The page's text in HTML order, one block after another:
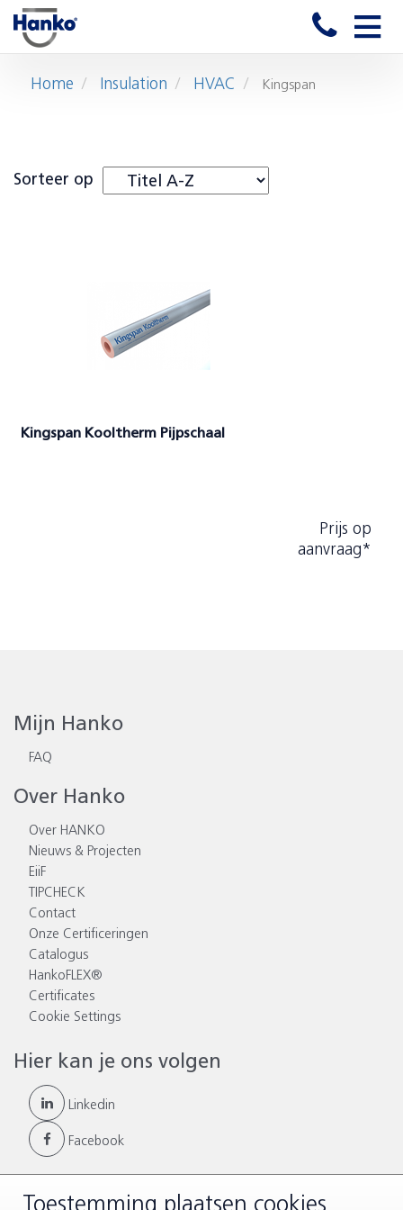
Toggle
Home Insulation HVAC Kingspan
Sorteer op
Kingspan Kooltherm Pijpschaal
Prijs op
aanvraag*
Mijn Hanko
FAQ
Over Hanko
Over HANKO
Nieuws & Projecten
EiiF
TIPCHECK
Contact
Onze Certificeringen
Catalogus
HankoFLEX®
Certificates
Cookie Settings
Hier kan je ons volgen
Linkedin
Facebook